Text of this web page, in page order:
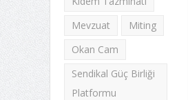
Mevzuat
Miting
Okan Cam
Sendikal Güç Birliği
Platformu